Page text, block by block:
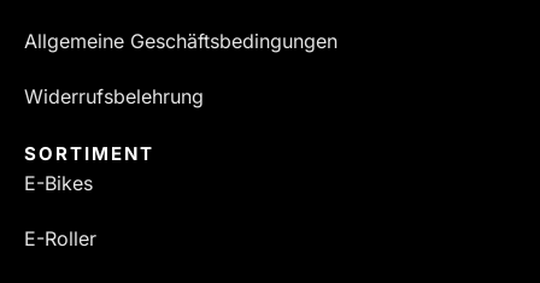
Allgemeine Geschäftsbedingungen
Widerrufsbelehrung
SORTIMENT
E-Bikes
E-Roller